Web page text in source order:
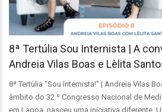
8ª Tertúlia Sou Internista | A
Andreia Vilas Boas e Lèlita
8ª Tertúlia "Sou Internista!" | Andreia Vilas
âmbito do 32.º Congresso Nacional de
em Lagoa, nasceu uma iniciativa diferente.